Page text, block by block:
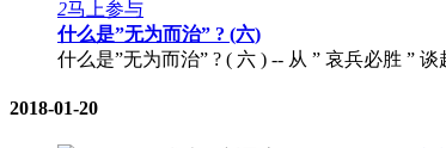
2马上参与
什么是”无为而治” ? (六)
什么是”无为而治” ? ( 六 ) -- 从 ” 哀兵必胜 ”
2018-01-20